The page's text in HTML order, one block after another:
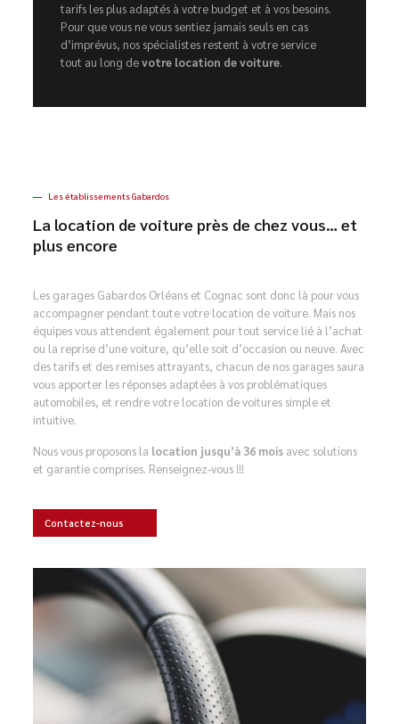
tarifs les plus adaptés à votre budget et à vos besoins.
Pour que vous ne vous sentiez jamais seuls en cas
d’imprévus, nos spécialistes restent à votre service
tout au long devotre location de voiture.
Les établissements Gabardos
La location de voiture près de chez vous… et
plus encore
Les garages Gabardos Orléans et Cognac sont donc là pour vous
accompagner pendant toute votre location de voiture. Mais nos
équipes vous attendent également pour tout service lié à l’achat
ou la reprise d’une voiture, qu’elle soit d’occasion ou neuve. Avec
des tarifs et des remises attrayants, chacun de nos garages saura
vous apporter les réponses adaptées à vos problématiques
automobiles, et rendre votre location de voitures simple et
intuitive.
Nous vous proposons la location jusqu’à 36 mois avec solutions
et garantie comprises. Renseignez-vous !!!
Contactez-nous